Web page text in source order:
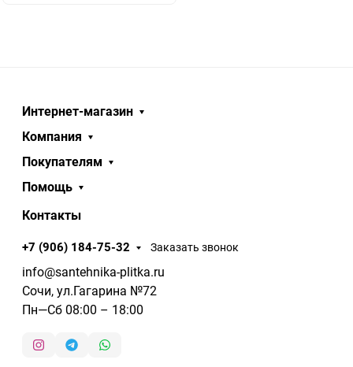
Интернет-магазин
Компания
Покупателям
Помощь
Контакты
+7 (906) 184-75-32 Заказать звонок
info@santehnika-plitka.ru
Сочи, ул.Гагарина №72
Пн—Сб 08:00 – 18:00